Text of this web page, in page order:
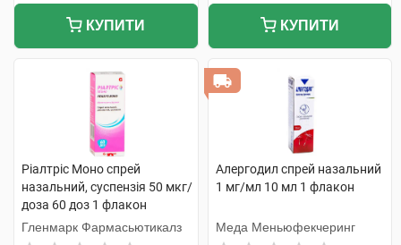
КУПИТИ КУПИТИ
Ріалтріс Моно спрей
назальний, суспензія 50 мкг/
доза 60 доз 1 флакон
Гленмарк Фармасьютикалз
Алергодил спрей назальний
1 мг/мл 10 мл 1 флакон
Меда Меньюфекчеринг